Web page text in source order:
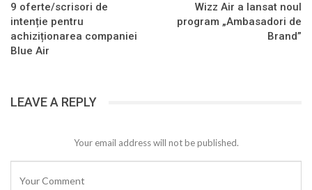
9 oferte/scrisori de
intenție pentru
achiziționarea companiei
Blue Air
Wizz Air a lansat noul
program „Ambasadori de
Brand”
LEAVE A REPLY
Your email address will not be published.